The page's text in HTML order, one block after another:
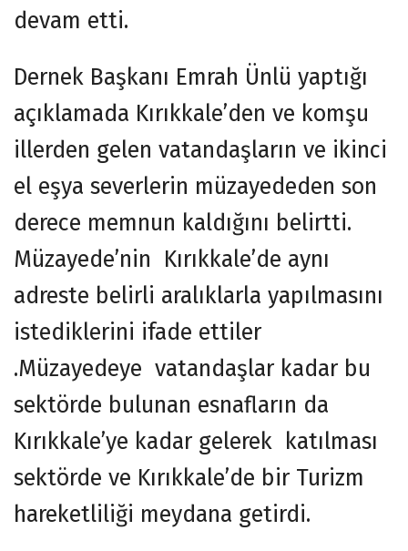
devam etti.
Dernek Başkanı Emrah Ünlü yaptığı
açıklamada Kırıkkale’den ve komşu
illerden gelen vatandaşların ve ikinci
el eşya severlerin müzayededen son
derece memnun kaldığını belirtti.
Müzayede’nin Kırıkkale’de aynı
adreste belirli aralıklarla yapılmasını
istediklerini ifade ettiler
.Müzayedeye vatandaşlar kadar bu
sektörde bulunan esnafların da
Kırıkkale’ye kadar gelerek katılması
sektörde ve Kırıkkale’de bir Turizm
hareketliliği meydana getirdi.